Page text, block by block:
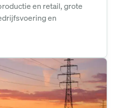
en retail, grote
en